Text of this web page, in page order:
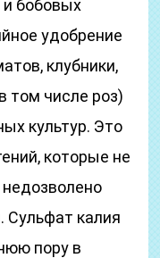
и бобовых
удобрение
клубники,
том числе роз)
культур. Это
которые не
Сульфат калия
пору в